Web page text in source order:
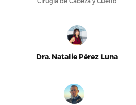
Dra. Natalie Pérez Luna